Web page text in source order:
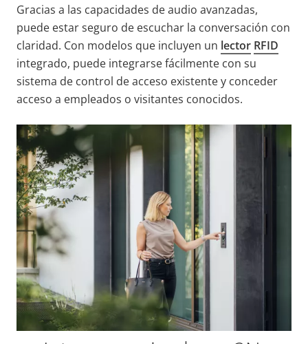
Gracias a las capacidades de audio avanzadas,
puede estar seguro de escuchar la conversación con
claridad. Con modelos que incluyen un lector RFID
integrado, puede integrarse fácilmente con su
sistema de control de acceso existente y conceder
acceso a empleados o visitantes conocidos.